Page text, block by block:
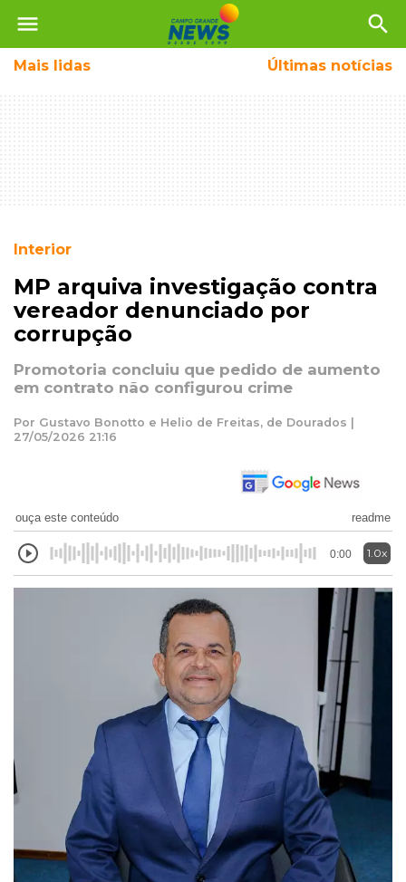
menu search
Mais lidas Últimas notícias
Interior
MP arquiva investigação contra
vereador denunciado por
corrupção
Promotoria concluiu que pedido de aumento
em contrato não configurou crime
Por Gustavo Bonotto e Helio de Freitas, de Dourados |
27/05/2026 21:16
ouça este conteúdo readme
0:00 1.0x